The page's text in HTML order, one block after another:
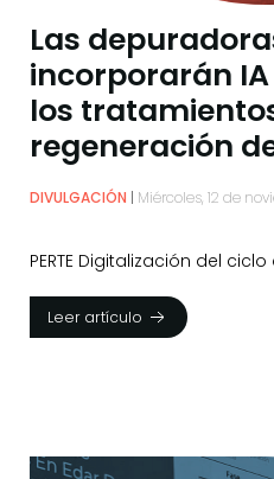
Las
incorporarán
los
regeneración
DIVULGACIÓN Miércoles, 12 de
PERTE Digitalización del
Leer artículo